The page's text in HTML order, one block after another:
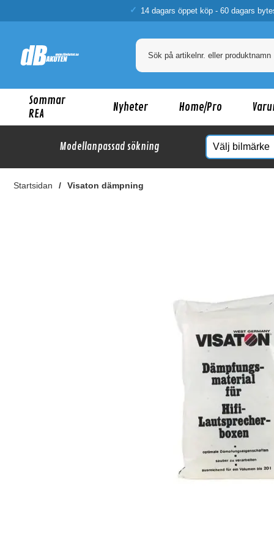
14 dagars öppet köp - 60 dagars
Sommar
REA
Nyheter Home/Pro
Modellanpassad sökning
Startsidan Visaton dämpning